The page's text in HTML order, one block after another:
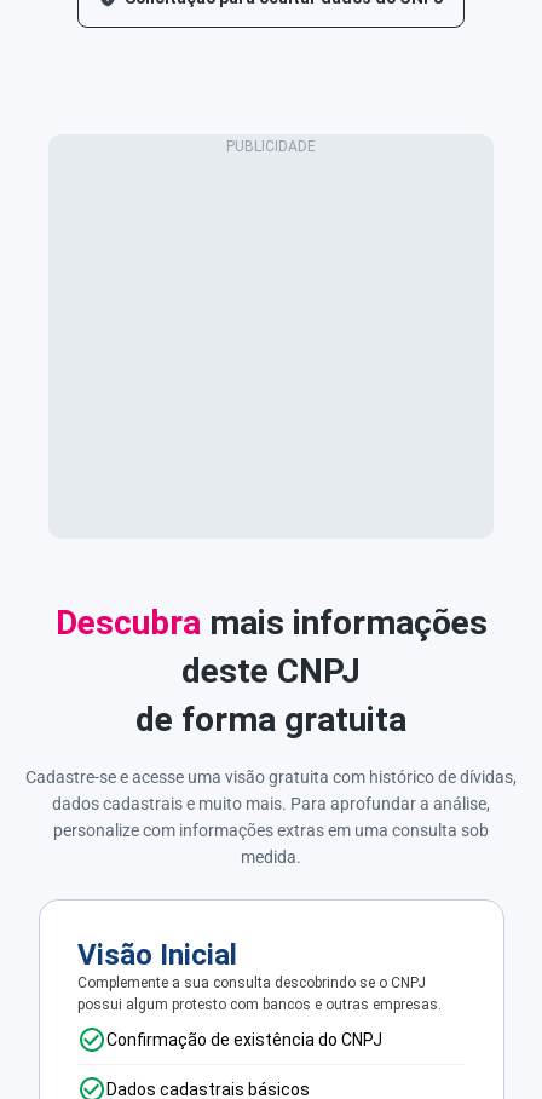
Descubra mais informações
deste CNPJ
de forma gratuita
Cadastre-se e acesse uma visão gratuita com histórico de dívidas,
dados cadastrais e muito mais. Para aprofundar a análise,
personalize com informações extras em uma consulta sob
medida.
Visão Inicial
Complemente a sua consulta descobrindo se o CNPJ
possui algum protesto com bancos e outras empresas.
Confirmação de existência do CNPJ
Dados cadastrais básicos